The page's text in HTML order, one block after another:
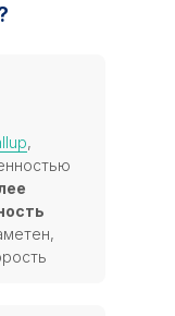
,